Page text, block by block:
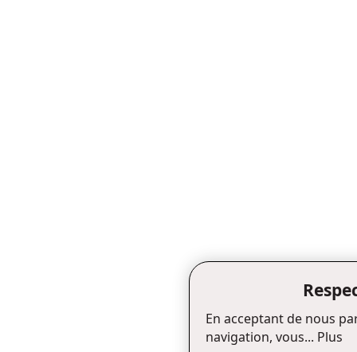
En acceptant de nous
navigation, vous... Plus